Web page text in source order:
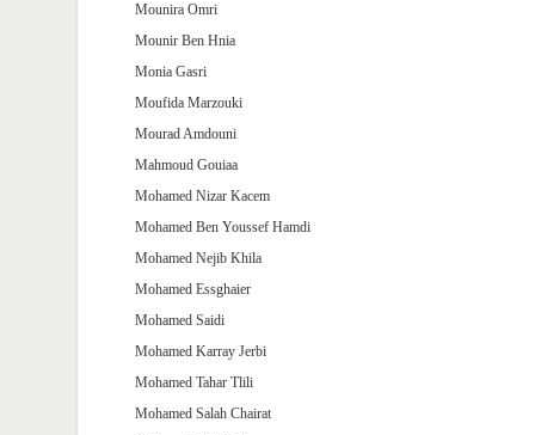
Mounira Omri
Mounir Ben Hnia
Monia Gasri
Moufida Marzouki
Mourad Amdouni
Mahmoud Gouiaa
Mohamed Nizar Kacem
Mohamed Ben Youssef Hamdi
Mohamed Nejib Khila
Mohamed Essghaier
Mohamed Saidi
Mohamed Karray Jerbi
Mohamed Tahar Tlili
Mohamed Salah Chairat